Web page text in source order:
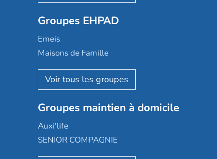
Mobicap
Domusvi
Happy Senior
Aquarelia
Nexity edenea
Les jardins d'Arcadie
Occitalia
Appartseniors
Groupes EHPAD
Emeis
Maisons de Famille
Korian
Emera
Groupe SOS
Le Noble Âge
Almage
Groupes maintien à domicile
Auxi'life
SENIOR COMPAGNIE
AGE D'OR Services